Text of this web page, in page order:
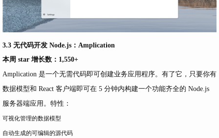
3.3 无代码开发 Node.js：Amplication
本周 star 增长数：1,550+
Amplication 是一个无需代码即可创建业务应用程序。有了它，只要你有
数据模型和 React 客户端即可在 5 分钟内构建一个功能齐全的 Node.js
服务器端应用。特性：
可视化管理的数据模型
自动生成的可编辑的源代码